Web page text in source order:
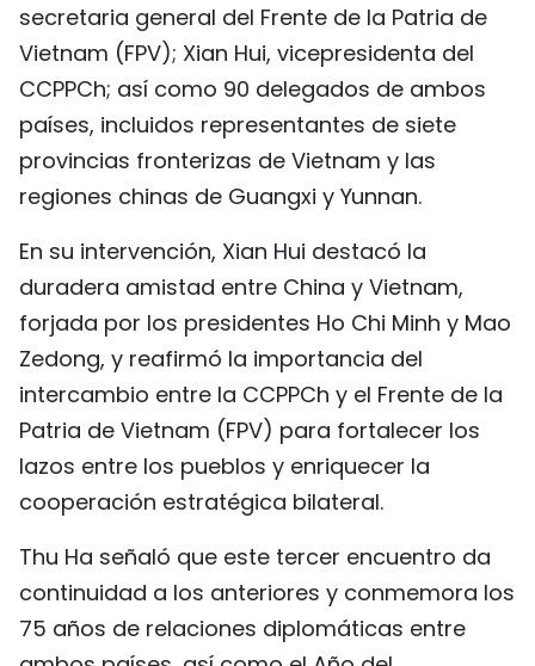
РУССКИЙ
secretaria general del Frente de la Patria de
Vietnam (FPV); Xian Hui, vicepresidenta del
CCPPCh; así como 90 delegados de ambos
países, incluidos representantes de siete
provincias fronterizas de Vietnam y las
regiones chinas de Guangxi y Yunnan.
En su intervención, Xian Hui destacó la
duradera amistad entre China y Vietnam,
forjada por los presidentes Ho Chi Minh y Mao
Zedong, y reafirmó la importancia del
intercambio entre la CCPPCh y el Frente de la
Patria de Vietnam (FPV) para fortalecer los
lazos entre los pueblos y enriquecer la
cooperación estratégica bilateral.
Thu Ha señaló que este tercer encuentro da
continuidad a los anteriores y conmemora los
75 años de relaciones diplomáticas entre